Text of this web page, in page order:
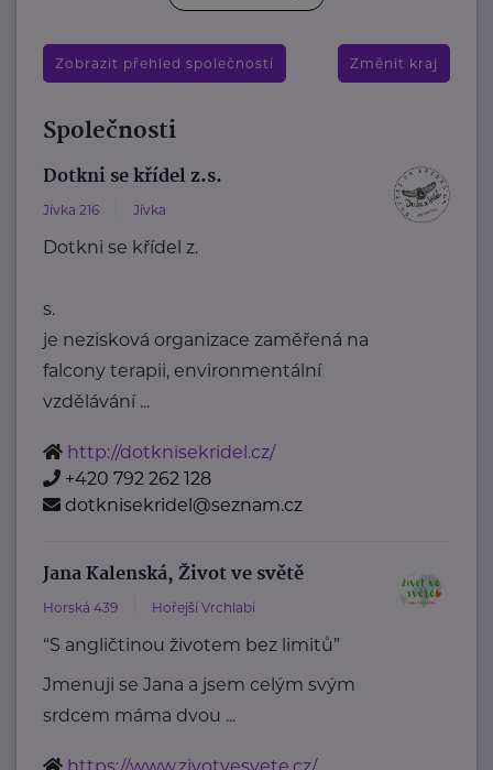
Zobrazit přehled společností Změnit kraj
Společnosti
Dotkni se křídel z.s.
Jívka 216 Jívka
Dotkni se křídel z.
s.
je nezisková organizace zaměřená na
falcony terapii, environmentální
vzdělávání ...
http://dotknisekridel.cz/
+420 792 262 128
dotknisekridel@seznam.cz
Jana Kalenská, Život ve světě
Horská 439 Hořejší Vrchlabí
“S angličtinou životem bez limitů”
Jmenuji se Jana a jsem celým svým
srdcem máma dvou ...